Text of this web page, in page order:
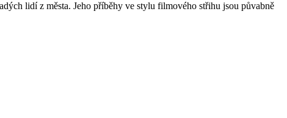
lidí z města. Jeho příběhy ve stylu filmového střihu jsou půvabně